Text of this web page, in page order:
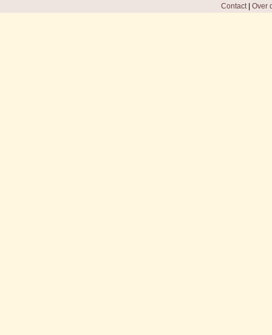
Contact| Over